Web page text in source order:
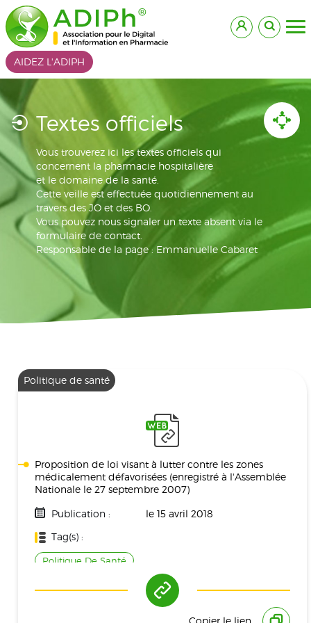
AIDEZ L'ADIPH
Textes officiels
Vous trouverez ici les textes officiels qui
concernent la pharmacie hospitalière
et le domaine de la santé.
Cette veille est effectuée quotidiennement au
travers des JO et des BO.
Vous pouvez nous signaler un texte absent via le
formulaire de contact.
Responsable de la page : Emmanuelle Cabaret
Politique de santé
Proposition de loi visant à lutter contre les zones
médicalement défavorisées (enregistré à l'Assemblée
Nationale le 27 septembre 2007)
Publication :
le 15 avril 2018
Tag(s) :
Politique De Santé
Copier le lien